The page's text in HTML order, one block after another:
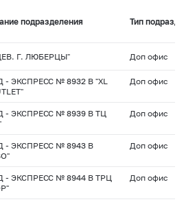
подразделения Тип
Г. ЛЮБЕРЦЫ" Доп офис
- ЭКСПРЕСС № 8932 В "XL
Доп офис
- ЭКСПРЕСС № 8939 В ТЦ
Доп офис
- ЭКСПРЕСС № 8943 В
Доп офис
- ЭКСПРЕСС № 8944 В ТРЦ
Доп офис